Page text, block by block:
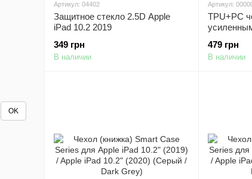
Артикул: 04402
Защитное стекло 2.5D Apple
iPad 10.2 2019
349 грн
В наличии
Артикул:
TPU+PC
10.2"
479 грн
В наличии
OK